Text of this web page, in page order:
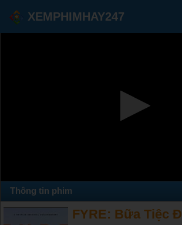
XEMPHIMHAY247
Thông tin phim
FYRE: Bữa Tiệc